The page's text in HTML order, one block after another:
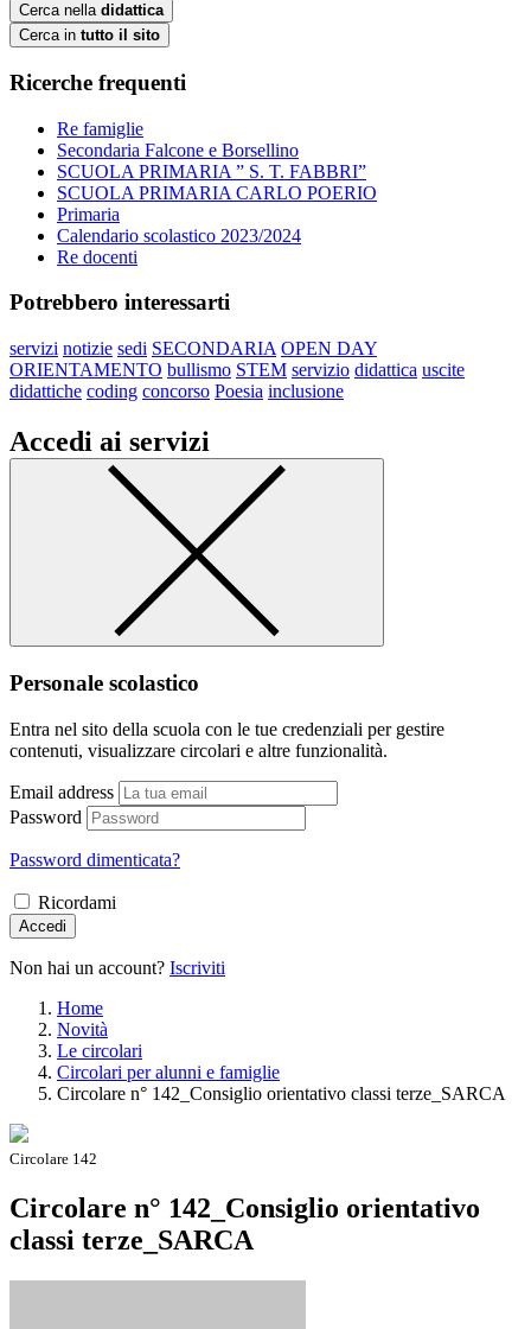
Cerca nella didattica
Cerca in tutto il sito
Ricerche frequenti
Re famiglie
Secondaria Falcone e Borsellino
SCUOLA PRIMARIA ” S. T. FABBRI”
SCUOLA PRIMARIA CARLO POERIO
Primaria
Calendario scolastico 2023/2024
Re docenti
Potrebbero interessarti
servizi notizie sedi SECONDARIA OPEN DAY
ORIENTAMENTO bullismo STEM servizio didattica uscite
didattiche coding concorso Poesia inclusione
Accedi ai servizi
Personale scolastico
Entra nel sito della scuola con le tue credenziali per gestire
contenuti, visualizzare circolari e altre funzionalità.
Email address
Password
Password dimenticata?
Ricordami
Accedi
Non hai un account? Iscriviti
Home
Novità
Le circolari
Circolari per alunni e famiglie
Circolare n° 142_Consiglio orientativo classi terze_SARCA
Circolare 142
Circolare n° 142_Consiglio orientativo
classi terze_SARCA